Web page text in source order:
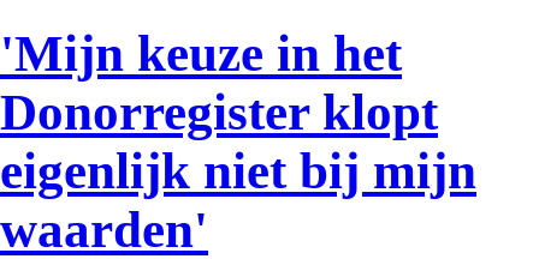
'Mijn keuze in het
Donorregister klopt
eigenlijk niet bij mijn
waarden'